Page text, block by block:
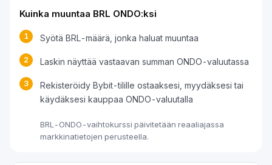
Kuinka muuntaa BRL ONDO:ksi
1 Syötä BRL-määrä, jonka haluat muuntaa
2 Laskin näyttää vastaavan summan ONDO-valuutassa
3
Rekisteröidy Bybit-tilille ostaaksesi, myydäksesi tai
käydäksesi kauppaa ONDO-valuutalla
BRL-ONDO-vaihtokurssi päivitetään reaaliajassa
markkinatietojen perusteella.